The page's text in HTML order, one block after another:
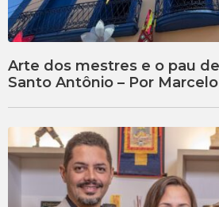
Arte dos mestres e o pau
Santo Antônio – Por